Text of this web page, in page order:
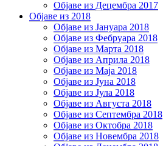
Објаве из Децембра 2017
Објаве из 2018
Објаве из Јануара 2018
Објаве из Фебруара 2018
Објаве из Марта 2018
Објаве из Априла 2018
Објаве из Маја 2018
Објаве из Јуна 2018
Објаве из Јула 2018
Објаве из Августа 2018
Објаве из Септембра 2018
Објаве из Октобра 2018
Објаве из Новембра 2018